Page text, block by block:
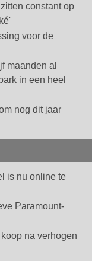
constant op
voor de
maanden al
in een heel
nog dit jaar
is nu online te
Paramount-
na verhogen